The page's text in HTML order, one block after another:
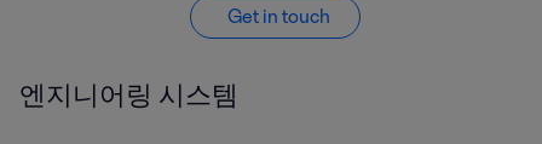
Get in touch
엔지니어링 시스템